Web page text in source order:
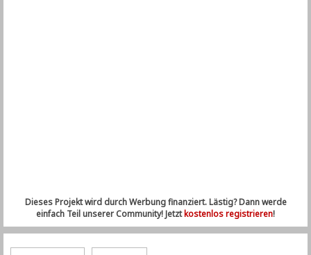
Dieses Projekt wird durch Werbung finanziert. Lästig? Dann werde
einfach Teil unserer Community! Jetztkostenlos registrieren!